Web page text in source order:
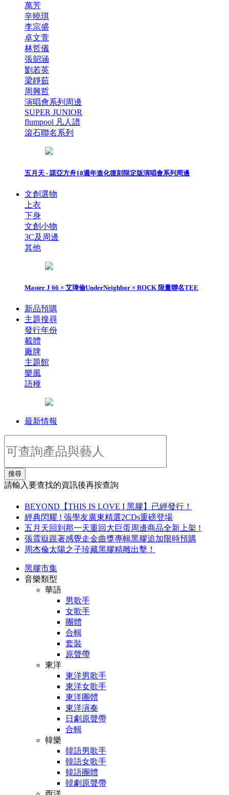
萬芳
辛曉琪
李宗盛
卓文萱
林哲儀
張韶涵
劉若英
梁靜茹
周興哲
演唱會系列周邊
SUPER JUNIOR
flumpool 凡人譜
滾石聯名系列
五月天 - 諾亞方舟10週年進化復刻限定版演唱會系列周邊
文創選物
上衣
下身
文創小物
3C及周邊
其他
Master J 66 × 艾瑋倫UnderNeighbor × ROCK 限量聯名TEE
新品預購
主題搜尋
發行年份
載體
廠牌
主題館
樂風
語種
最新情報
搜尋
請輸入要查找的資訊後再按查詢
BEYOND【THIS IS LOVE I 黑膠】已經發行！
經典閃耀 ! 張學友廣東精選2CDs重磅登場
五月天回到那一天重回大巨蛋周邊商品全新上架 !
張震嶽跟著感覺走金曲獎專輯黑膠追加限時預購
周杰倫太陽之子珍藏黑膠精雕出擊！
黑膠市集
音樂類型
華語
男歌手
女歌手
團體
合輯
套裝
原聲帶
東洋
東洋男歌手
東洋女歌手
東洋團體
東洋演奏
日劇原聲帶
合輯
韓樂
韓語男歌手
韓語女歌手
韓語團體
韓劇原聲帶